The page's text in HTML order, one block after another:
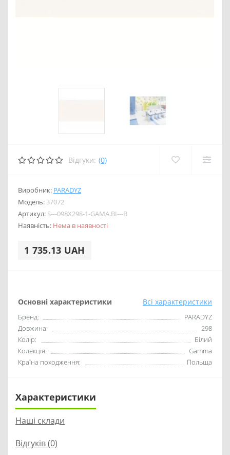
Відгуки: (0)
Виробник: PARADYZ
Модель: 37072
Артикул: S---098X298-1-GAMA.BI---B
Наявність: Нема в наявності
1 735.13 UAH
Основні характеристики Всі характеристики
Бренд:
PARADYZ
Довжина:
298
Колір:
Білий
Колекція:
Gamma
Країна походження:
Польща
Характеристики
Наші склади
Відгуків (0)